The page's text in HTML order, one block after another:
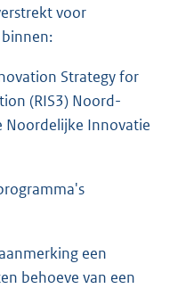
voor
Strategy for
(RIS3) Noord-
Noordelijke Innovatie
een
behoeve van een